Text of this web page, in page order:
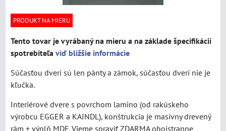
PRODUKT NA MIERU
Tento tovar je vyrábaný na mieru a na základe špecifikácií
spotrebiteľa viď bližšie informácie
Súčasťou dverí sú len pánty a zámok, súčasťou dverí nie je
kľučka.
Interiérové dvere s povrchom lamino (od rakúskeho
výrobcu EGGER a KAINDL), konštrukcia je masívny drevený
rám + výplň MDF. Vieme spraviť ZDARMA obojstranne